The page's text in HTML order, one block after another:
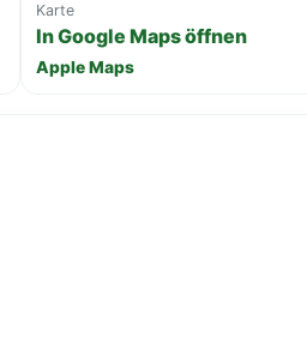
Karte
In Google Maps öffnen
Apple Maps